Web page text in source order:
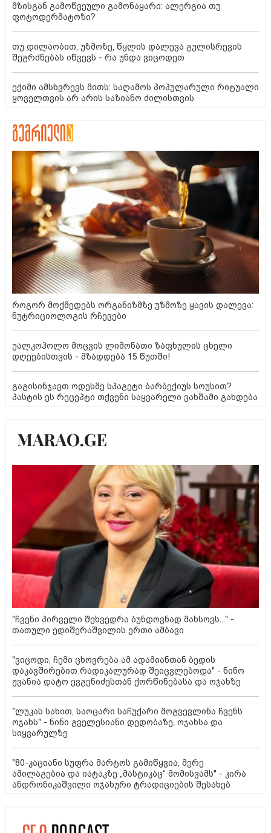
მზისგან გამოწვეული გამონაყარი: ალერგია თუ
ფოტოდერმატოზი?
თუ დილაობით, უზმოზე, წყლის დალევა გულისრევის
შეგრძნებას იწვევს - რა უნდა ვიცოდეთ
ექიმი ამსხვრევს მითს: საღამოს პოპულარული რიტუალი
ყოველთვის არ არის საზიანო ძილისთვის
როგორ მოქმედებს ორგანიზმზე უზმოზე ყავის დალევა:
ნუტრიციოლოგის რჩევები
უალკოჰოლო მოცვის ლიმონათი ზაფხულის ცხელი
დღეებისთვის - მზადდება 15 წუთში!
გაგისინჯავთ ოდესმე სპაგეტი ბარბექიუს სოუსით?
პასტის ეს რეცეპტი თქვენი საყვარელი ვახშამი გახდება
"ჩვენი პირველი შეხვედრა ბუნდოვნად მახსოვს..." -
თათული ედიშერაშვილის ერთი ამბავი
"ვიცოდი, ჩემი ცხოვრება ამ ადამიანთან ბედის
დაკავშირებით რადიკალურად შეიცვლებოდა" - ნინო
ჟვანია დატო ევგენიძესთან ქორწინებასა და ოჯახზე
"ლუკას სახით, საოცარი საჩუქარი მოგვევლინა ჩვენს
ოჯახს" - ნინი გველესიანი დედობაზე, ოჯახსა და
სიყვარულზე
"80-კაციანი სუფრა მარტოს გამიწყვია, მერე
ამილაგებია და იატაკზე „მასტიკაც“ მომისვამს" - კირა
ანდრონიკაშვილი ოჯახური ტრადიციების შესახებ